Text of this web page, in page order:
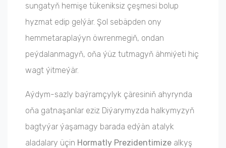
sungatyň hemişe tükeniksiz çeşmesi bolup
hyzmat edip gelýär. Şol sebäpden ony
hemmetaraplaýyn öwrenmegiň, ondan
peýdalanmagyň, oňa ýüz tutmagyň ähmiýeti hiç
wagt ýitmeýär.
Aýdym-sazly baýramçylyk çäresiniň ahyrynda
oňa gatnaşanlar eziz Diýarymyzda halkymyzyň
bagtyýar ýaşamagy barada edýän atalyk
aladalary üçin Hormatly Prezidentimize alkyş